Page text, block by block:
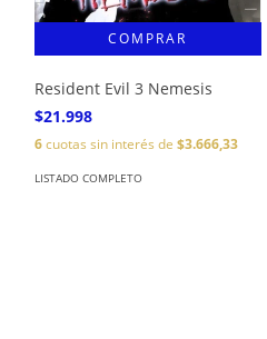
Resident Evil 3 Nemesis
$21.998
6cuotas sin interés de $3.666,33
LISTADO COMPLETO